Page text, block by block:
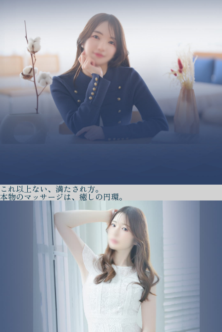
これ以上ない、満たされ方。
本物のマッサージは、癒しの円環。